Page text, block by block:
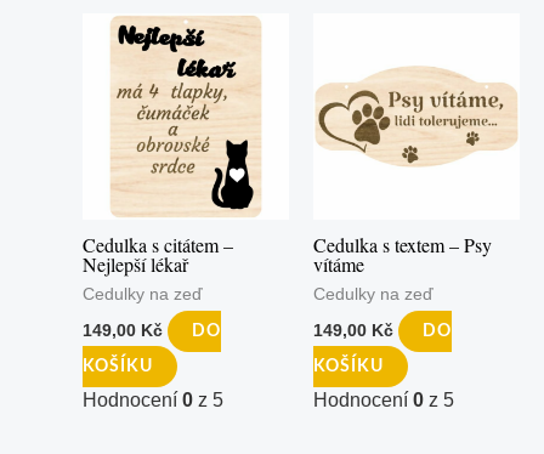
Cedulka s citátem –
Nejlepší lékař
Cedulky na zeď
149,00 Kč DO
KOŠÍKU
Hodnocení 0 z 5
Cedulka s textem – Psy
vítáme
Cedulky na zeď
149,00 Kč DO
KOŠÍKU
Hodnocení 0 z 5